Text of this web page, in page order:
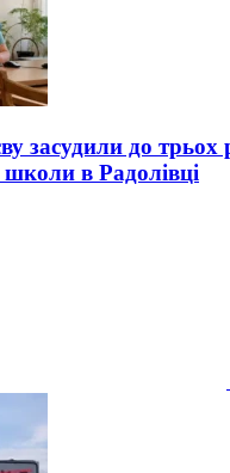
засудили до трьох
в Радолівці